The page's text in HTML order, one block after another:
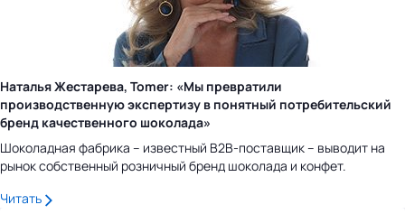
Наталья Жестарева, Tomer: «Мы превратили
производственную экспертизу в понятный потребительский
бренд качественного шоколада»
Шоколадная фабрика – известный B2B-поставщик – выводит на
рынок собственный розничный бренд шоколада и конфет.
Читать